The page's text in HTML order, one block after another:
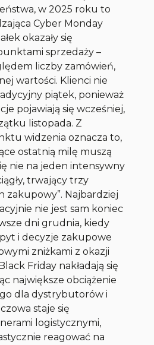
w 2025 roku to
Cyber Monday
okazały się
sprzedaży –
liczby zamówień,
wartości. Klienci nie
piątek, ponieważ
pojawiają się wcześniej,
listopada. Z
widzenia oznacza to,
ostatnią milę muszą
nie na jeden intensywny
trwający trzy
zakupowy”. Najbardziej
nie jest sam koniec
dni grudnia, kiedy
i decyzje zakupowe
zniżkami z okazji
Friday nakładają się
największe obciążenie
dla dystrybutorów i
staje się
logistycznymi,
reagować na